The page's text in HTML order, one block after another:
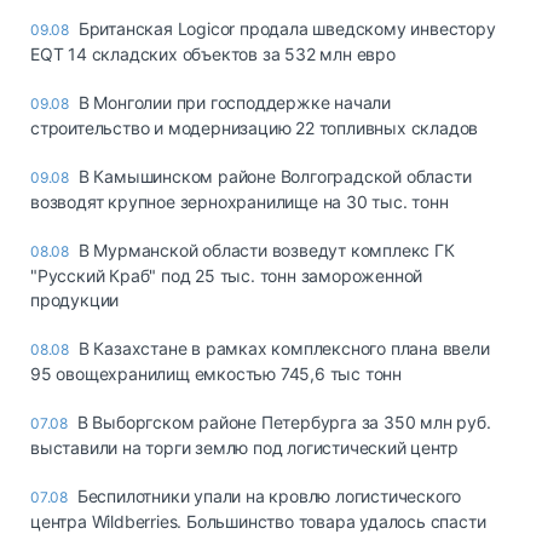
09.08 Британская Logicor продала шведскому инвестору
EQT 14 складских объектов за 532 млн евро
09.08 В Монголии при господдержке начали
строительство и модернизацию 22 топливных складов
09.08 В Камышинском районе Волгоградской области
возводят крупное зернохранилище на 30 тыс. тонн
08.08 В Мурманской области возведут комплекс ГК
"Русский Краб" под 25 тыс. тонн замороженной
продукции
08.08 В Казахстане в рамках комплексного плана ввели
95 овощехранилищ емкостью 745,6 тыс тонн
07.08 В Выборгском районе Петербурга за 350 млн руб.
выставили на торги землю под логистический центр
07.08 Беспилотники упали на кровлю логистического
центра Wildberries. Большинство товара удалось спасти